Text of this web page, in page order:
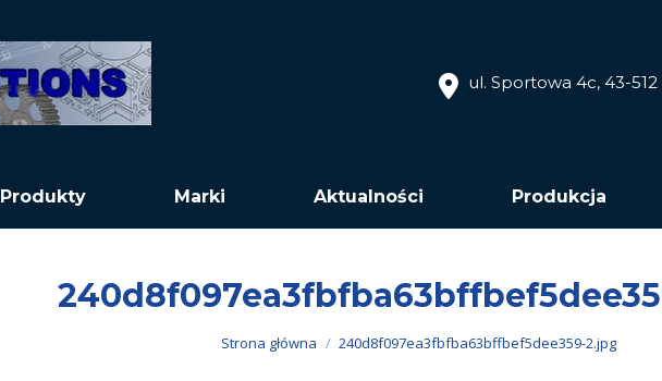
ul. Sportowa 4c, 43-
Produkty Marki Aktualności Produkcja
Jesteś tutaj:
Strona główna 240d8f097ea3fbfba63bffbef5dee359-2.jpg